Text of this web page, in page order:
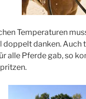
Temperaturen
doppelt danken. Auch
alle Pferde gab, so